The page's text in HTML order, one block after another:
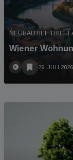
NEUBAUTIEF
Wiener
29. JULI 2026